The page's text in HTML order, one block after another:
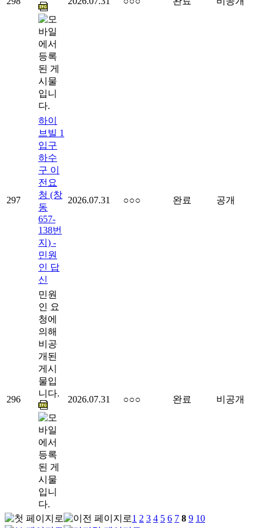
297
하이
브빌 1
입구
하수
구 이
전요
청 (창
동
657-
138번
지) -
민원
인 답
신
2026.07.31 ○○○ 완료 공개
296
민원
인 요
청에
의해
비공
개된
게시
물입
니다.
2026.07.31 ○○○ 완료 비공개
1 2 3 4 5 6 7 8 9 10